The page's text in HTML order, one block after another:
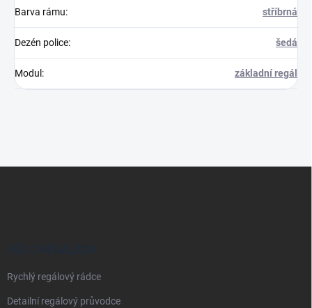
Barva rámu: stříbrná
Dezén police: šedá
Modul : základní regál
VŠE O REGÁLECH
Rychlý regálový rádce
Detailní regálový průvodce